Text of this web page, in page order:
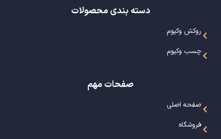
دسته بندی محصولات
روکش وکیوم
چسب وکیوم
صفحات مهم
صفحه اصلی
فروشگاه